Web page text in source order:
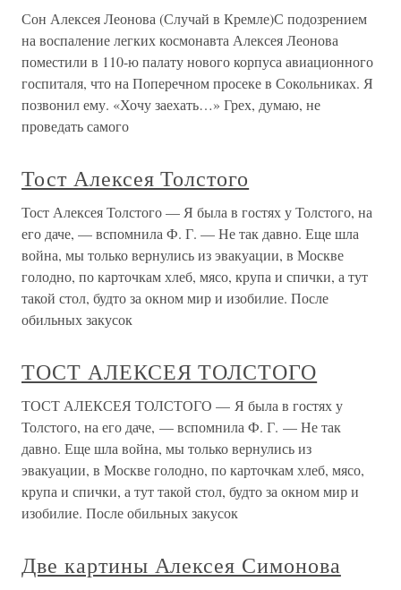
Сон Алексея Леонова (Случай в Кремле)С подозрением
на воспаление легких космонавта Алексея Леонова
поместили в 110-ю палату нового корпуса авиационного
госпиталя, что на Поперечном просеке в Сокольниках. Я
позвонил ему. «Хочу заехать…» Грех, думаю, не
проведать самого
Тост Алексея Толстого
Тост Алексея Толстого — Я была в гостях у Толстого, на
его даче, — вспомнила Ф. Г. — Не так давно. Еще шла
война, мы только вернулись из эвакуации, в Москве
голодно, по карточкам хлеб, мясо, крупа и спички, а тут
такой стол, будто за окном мир и изобилие. После
обильных закусок
ТОСТ АЛЕКСЕЯ ТОЛСТОГО
ТОСТ АЛЕКСЕЯ ТОЛСТОГО — Я была в гостях у
Толстого, на его даче, — вспомнила Ф. Г. — Не так
давно. Еще шла война, мы только вернулись из
эвакуации, в Москве голодно, по карточкам хлеб, мясо,
крупа и спички, а тут такой стол, будто за окном мир и
изобилие. После обильных закусок
Две картины Алексея Симонова